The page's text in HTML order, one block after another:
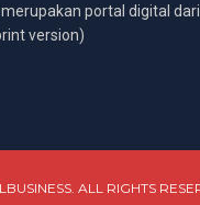
portal digital
version)
ALL RIGHTS